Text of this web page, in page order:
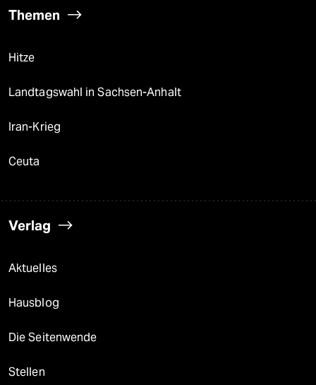
Themen
Hitze
Landtagswahl in Sachsen-Anhalt
Iran-Krieg
Ceuta
Verlag
Aktuelles
Hausblog
Die Seitenwende
Stellen